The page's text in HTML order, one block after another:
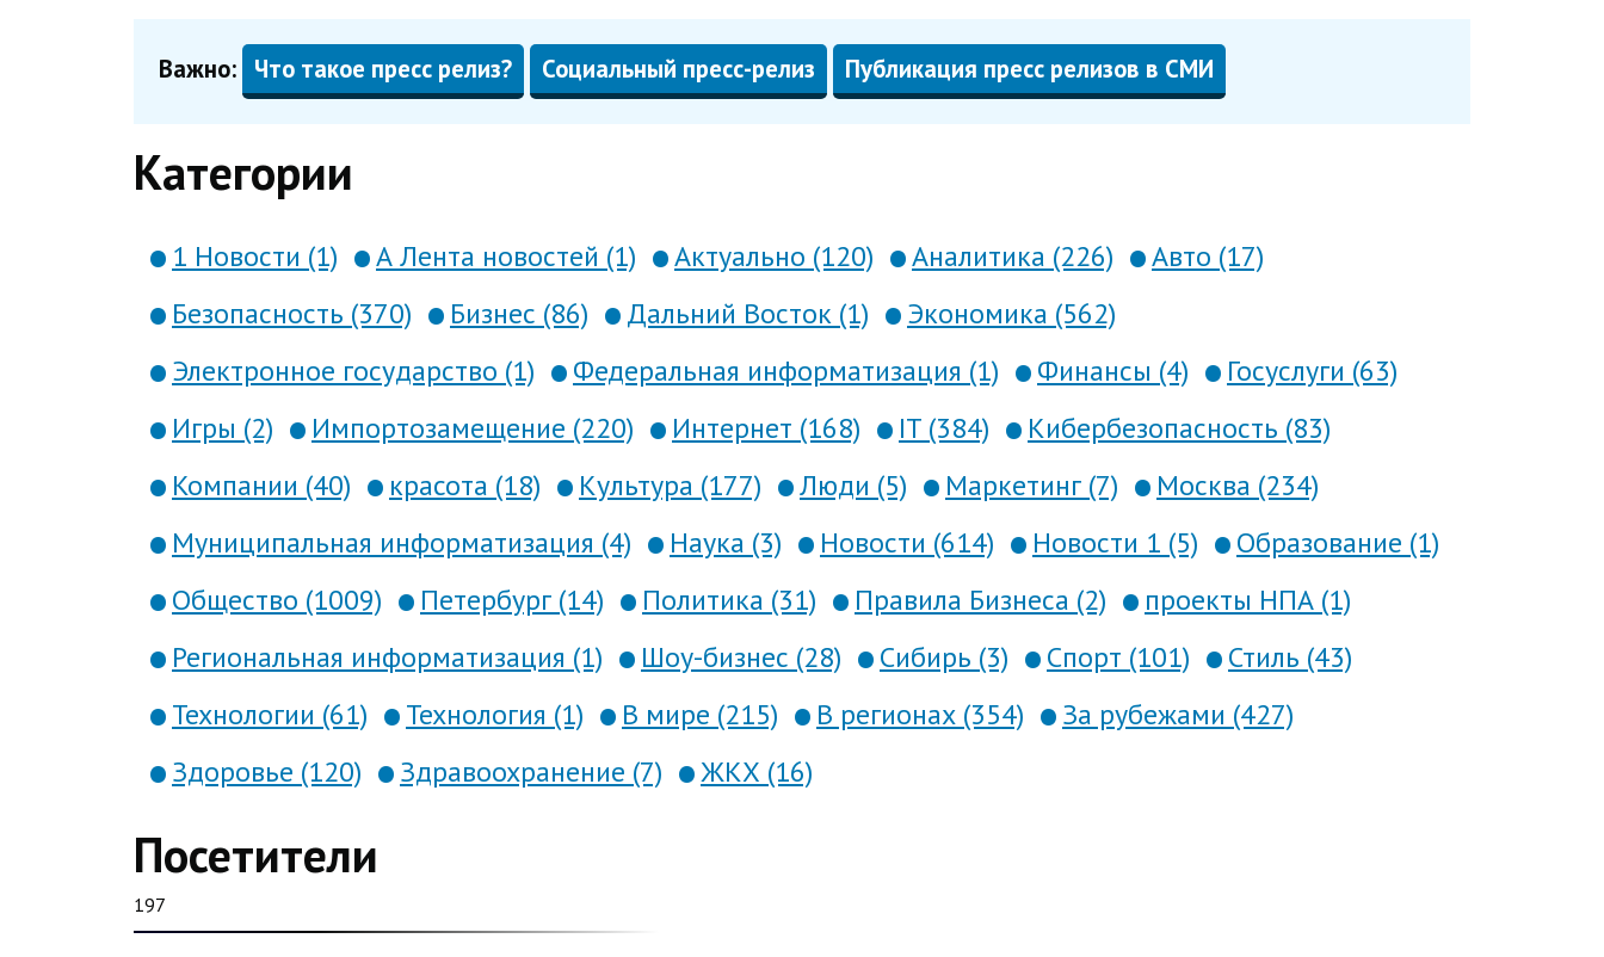
Важно: Что такое пресс релиз? Социальный пресс-релиз Публикация пресс релизов в СМИ
Категории
1 Новости (1) А Лента новостей (1) Актуально (120) Аналитика (226)
Авто (17)
Безопасность (370)
Бизнес (86) Дальний Восток (1)
Экономика (562)
Электронное государство (1)
Федеральная информатизация (1) Финансы (4)
Госуслуги (63)
Игры (2)
Импортозамещение (220) Интернет (168) IT (384)
Кибербезопасность (83)
Компании (40)
красота (18) Культура (177) Люди (5) Маркетинг (7)
Москва (234)
Муниципальная информатизация (4)
Наука (3) Новости (614) Новости 1 (5)
Образование (1)
Общество (1009)
Петербург (14) Политика (31) Правила Бизнеса (2)
проекты НПА (1)
Региональная информатизация (1)
Шоу-бизнес (28) Сибирь (3) Спорт (101)
Стиль (43)
Технологии (61)
Технология (1) В мире (215) В регионах (354)
За рубежами (427)
Здоровье (120)
Здравоохранение (7) ЖКХ (16)
Посетители
197